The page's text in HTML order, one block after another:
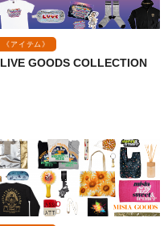
《アイテム》
LIVE GOODS COLLECTION